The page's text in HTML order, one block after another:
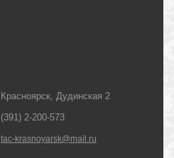
Красноярск, Дудинская 2
(391) 2-200-573
tac-krasnoyarsk@mail.ru